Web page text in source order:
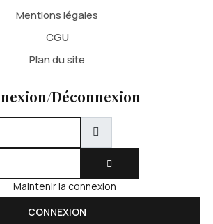
Mentions légales
CGU
Plan du site
Déconnexion
AFFICHER LE MOT DE
Maintenir la connexion
CONNEXION